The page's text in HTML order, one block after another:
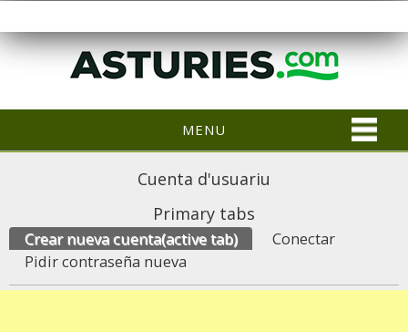
MENU
Cuenta d'usuariu
Primary tabs
Crear nueva cuenta(active tab)
Conectar
Pidir contraseña nueva